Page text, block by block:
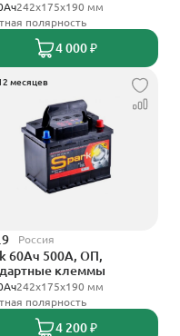
242x175x190 мм
полярность
4 000 ₽
месяцев
Россия
60Ач 500А, ОП,
клеммы
242х175х190 мм
полярность
4 200 ₽